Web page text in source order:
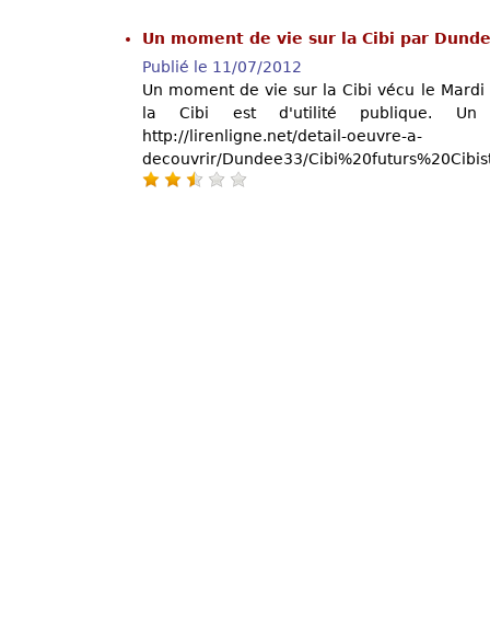
Un moment de vie sur la Cibi par
Publié le 11/07/2012
Un moment de vie sur la Cibi vécu le
la Cibi est d'utilité publique.
http://lirenligne.net/detail-oeuvre-a-
decouvrir/Dundee33/